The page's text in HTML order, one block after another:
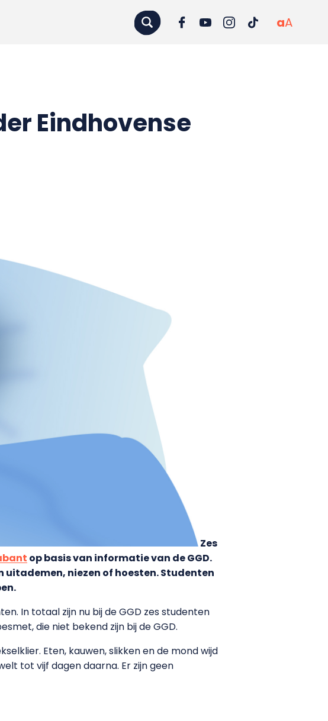
aA
Eindhovense
Zes
op basis van informatie van de GGD.
niezen of hoesten. Studenten
In totaal zijn nu bij de GGD zes studenten
die niet bekend zijn bij de GGD.
Eten, kauwen, slikken en de mond wijd
tot vijf dagen daarna. Er zijn geen